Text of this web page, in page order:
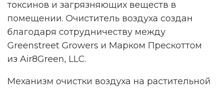
токсинов и загрязняющих веществ в
помещении. Очиститель воздуха создан
благодаря сотрудничеству между
Greenstreet Growers и Марком Прескоттом
из Air8Green, LLC.
Механизм очистки воздуха на растительной